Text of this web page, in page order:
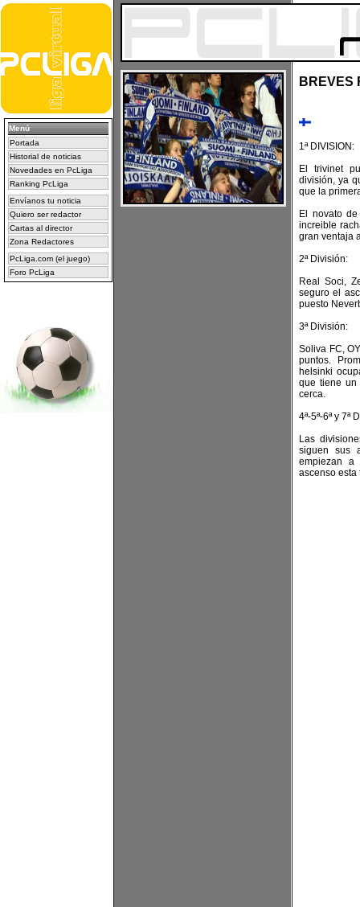
Menú
Portada
Historial de noticias
Novedades en PcLiga
Ranking PcLiga
Envíanos tu noticia
Quiero ser redactor
Cartas al director
Zona Redactores
PcLiga.com (el juego)
Foro PcLiga
BREVES
1ª DIVISION:
El trivinet
división, ya
que la
El novato
increible
gran ventaja
2ª División:
Real Soci,
seguro el
puesto
3ª División:
Soliva FC,
puntos.
helsinki
que tiene un
cerca.
4ª-5ª-6ª y 7ª
Las
siguen sus
empiezan a
ascenso esta